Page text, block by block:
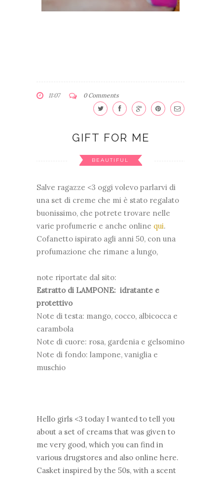
11:07 0 Comments
GIFT FOR ME
BEAUTIFUL
Salve ragazze <3 oggi volevo parlarvi di
una set di creme che mi è stato regalato
buonissimo, che potrete trovare nelle
varie profumerie e anche online qui.
Cofanetto ispirato agli anni 50, con una
profumazione che rimane a lungo,
note riportate dal sito:
Estratto di LAMPONE: idratante e
protettivo
Note di testa: mango, cocco, albicocca e
carambola
Note di cuore: rosa, gardenia e gelsomino
Note di fondo: lampone, vaniglia e
muschio
Hello girls <3 today I wanted to tell you
about a set of creams that was given to
me very good, which you can find in
various drugstores and also online here.
Casket inspired by the 50s, with a scent